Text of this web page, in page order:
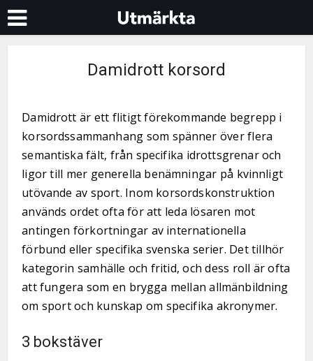
Damidrott korsord
Damidrott är ett flitigt förekommande begrepp i
korsordssammanhang som spänner över flera
semantiska fält, från specifika idrottsgrenar och
ligor till mer generella benämningar på kvinnligt
utövande av sport. Inom korsordskonstruktion
används ordet ofta för att leda lösaren mot
antingen förkortningar av internationella
förbund eller specifika svenska serier. Det tillhör
kategorin samhälle och fritid, och dess roll är ofta
att fungera som en brygga mellan allmänbildning
om sport och kunskap om specifika akronymer.
3 bokstäver